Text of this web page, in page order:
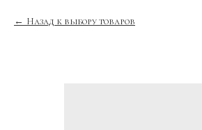
Назад к выбору товаров